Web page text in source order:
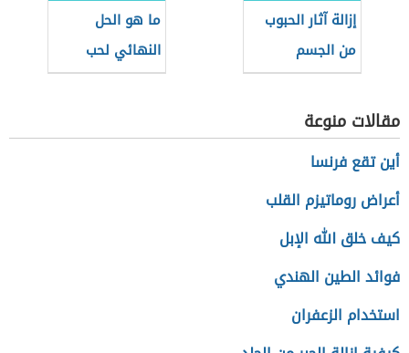
إزالة آثار الحبوب
من الجسم
ما هو الحل
النهائي لحب
الشباب
مقالات منوعة
أين تقع فرنسا
أعراض روماتيزم القلب
كيف خلق الله الإبل
فوائد الطين الهندي
استخدام الزعفران